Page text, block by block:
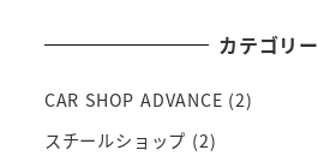
カテゴリー
CAR SHOP ADVANCE (2)
スチールショップ (2)